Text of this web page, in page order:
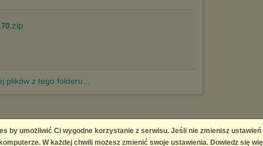
.zip
plików z tego folderu...
infringement
by umożliwić Ci wygodne korzystanie z serwisu. Jeśli nie zmienisz
W każdej chwili możesz zmienić swoje ustawienia. Dowiedz się